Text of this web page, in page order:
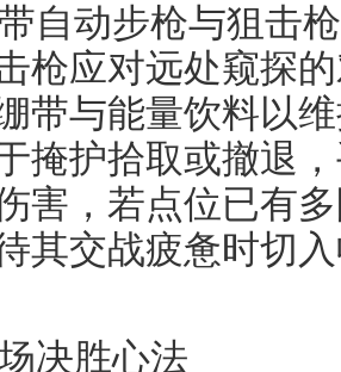
自动步枪与狙击
枪应对远处窥探
带与能量饮料以
掩护拾取或撤退
害，若点位已有
其交战疲惫时切
决胜心法